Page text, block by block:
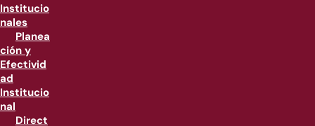
Institucio
nales
Planea
ción y
Efectivid
ad
Institucio
nal
Direct